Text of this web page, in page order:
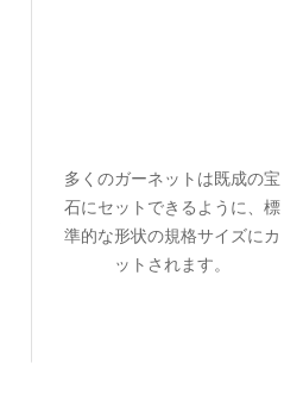
多くのガーネットは既成の宝
石にセットできるように、標
準的な形状の規格サイズにカ
ットされます。